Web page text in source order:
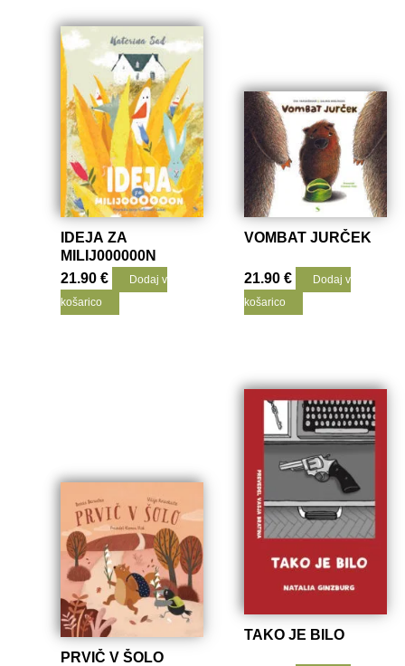
IDEJA ZA
MILIJ000000N
21.90€
Dodaj v
košarico
VOMBAT JURČEK
21.90€
Dodaj v
košarico
PRVIČ V ŠOLO
TAKO JE BILO